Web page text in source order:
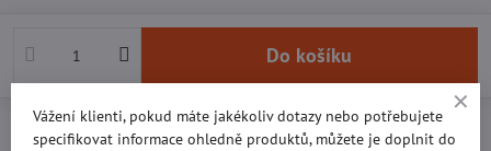
Do košíku
Přidat k Oblíbeným Doručení
Vážení klienti, pokud máte jakékoliv dotazy nebo potřebujete
specifikovat informace ohledně produktů, můžete je doplnit do